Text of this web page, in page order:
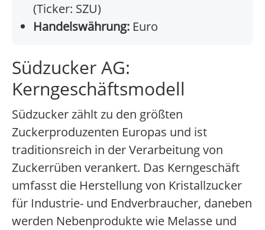
(Ticker: SZU)
Handelswährung: Euro
Südzucker AG:
Kerngeschäftsmodell
Südzucker zählt zu den größten
Zuckerproduzenten Europas und ist
traditionsreich in der Verarbeitung von
Zuckerrüben verankert. Das Kerngeschäft
umfasst die Herstellung von Kristallzucker
für Industrie- und Endverbraucher, daneben
werden Nebenprodukte wie Melasse und